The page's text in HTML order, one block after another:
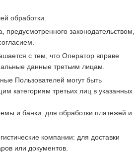
обработки.
предусмотренного законодательством,
с тем, что Оператор вправе
данные третьим лицам.
Пользователей могут быть
категориям третьих лиц в указанных
и банки: для обработки платежей и
компании: для доставки
или документов.